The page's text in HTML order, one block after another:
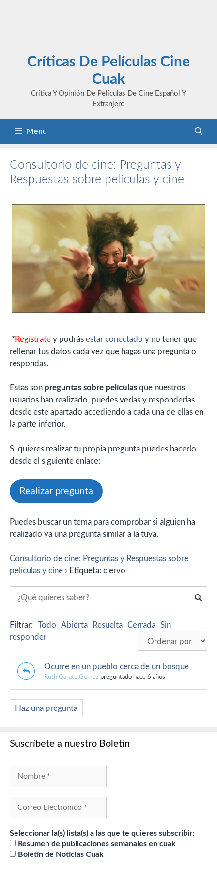
Críticas De Películas Cine
Cuak
Crítica Y Opinión De Películas De Cine Español Y
Extranjero
Menú
Consultorio de cine: Preguntas y
Respuestas sobre películas y cine
* Regístrate y podrás estar conectado y no tener que
rellenar tus datos cada vez que hagas una pregunta o
respondas.
Estas son preguntas sobre películas que nuestros
usuarios han realizado, puedes verlas y responderlas
desde este apartado accediendo a cada una de ellas en
la parte inferior.
Si quieres realizar tu propia pregunta puedes hacerlo
desde el siguiente enlace:
Realizar pregunta
Puedes buscar un tema para comprobar si alguien ha
realizado ya una pregunta similar a la tuya.
Consultorio de cine: Preguntas y Respuestas sobre
películas y cine › Etiqueta: ciervo
Filtrar: Todo Abierta Resuelta Cerrada Sin
responder
Ocurre en un pueblo cerca de un bosque
Ruth Garate Gomez preguntado hace 6 años
Haz una pregunta
Suscríbete a nuestro Boletín
Seleccionar la(s) lista(s) a las que te quieres subscribir:
Resumen de publicaciones semanales en cuak
Boletín de Noticias Cuak